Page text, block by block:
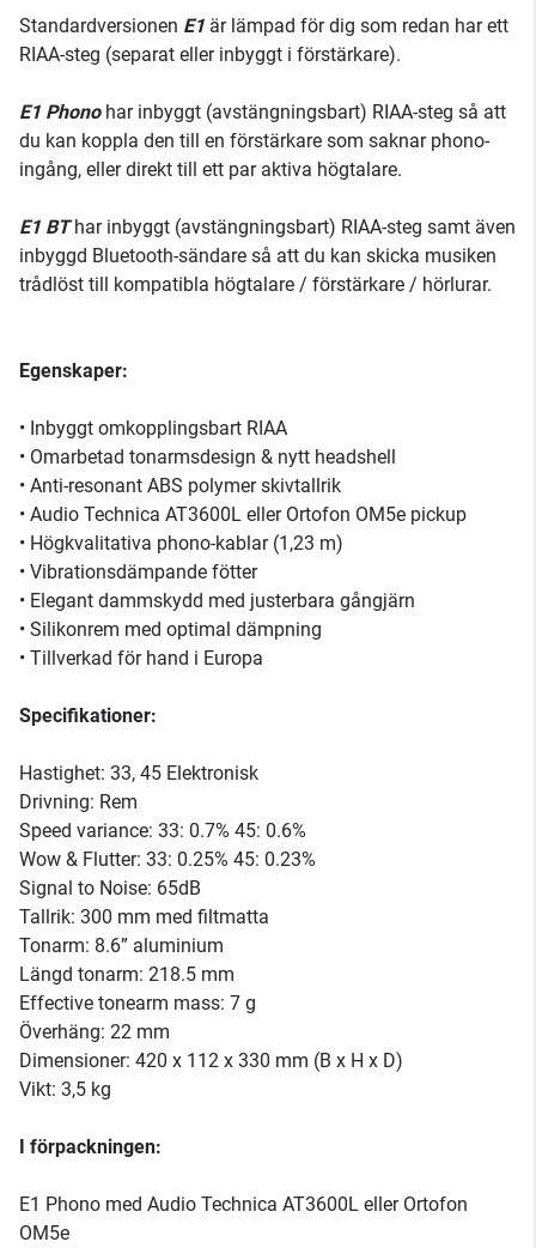
Standardversionen E1 är lämpad för dig som redan har ett
RIAA-steg (separat eller inbyggt i förstärkare).
E1 Phonohar inbyggt (avstängningsbart) RIAA-steg så att
du kan koppla den till en förstärkare som saknar phono-
ingång, eller direkt till ett par aktiva högtalare.
E1 BThar inbyggt (avstängningsbart) RIAA-steg samt även
inbyggd Bluetooth-sändare så att du kan skicka musiken
trådlöst till kompatibla högtalare / förstärkare / hörlurar.
Egenskaper:
• Inbyggt omkopplingsbart RIAA
• Omarbetad tonarmsdesign & nytt headshell
• Anti-resonant ABS polymer skivtallrik
• Audio Technica AT3600L eller Ortofon OM5e pickup
• Högkvalitativa phono-kablar (1,23 m)
• Vibrationsdämpande fötter
• Elegant dammskydd med justerbara gångjärn
• Silikonrem med optimal dämpning
• Tillverkad för hand i Europa
Specifikationer:
Hastighet: 33, 45 Elektronisk
Drivning: Rem
Speed variance: 33: 0.7% 45: 0.6%
Wow & Flutter: 33: 0.25% 45: 0.23%
Signal to Noise: 65dB
Tallrik: 300 mm med filtmatta
Tonarm: 8.6” aluminium
Längd tonarm: 218.5 mm
Effective tonearm mass: 7 g
Överhäng: 22 mm
Dimensioner: 420 x 112 x 330 mm (B x H x D)
Vikt: 3,5 kg
I förpackningen:
E1 Phono med Audio Technica AT3600L eller Ortofon
OM5e